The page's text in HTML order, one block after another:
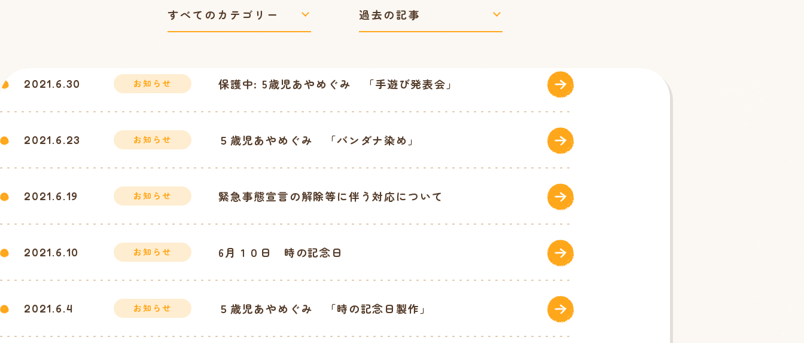
2021.6.30 お知らせ 保護中: 5歳児あやめぐみ 「手遊び発表会」
2021.6.23 お知らせ ５歳児あやめぐみ 「バンダナ染め」
2021.6.19 お知らせ 緊急事態宣言の解除等に伴う対応について
2021.6.10 お知らせ 6月１０日 時の記念日
2021.6.4 お知らせ ５歳児あやめぐみ 「時の記念日製作」